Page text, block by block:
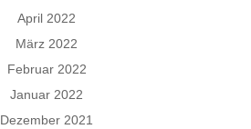
April 2022
März 2022
Februar 2022
Januar 2022
Dezember 2021